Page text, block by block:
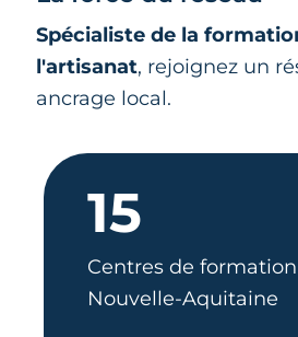
Spécialiste de la
l'artisanat, rejoignez un
ancrage local.
15
Centres de
Nouvelle-Aquitaine